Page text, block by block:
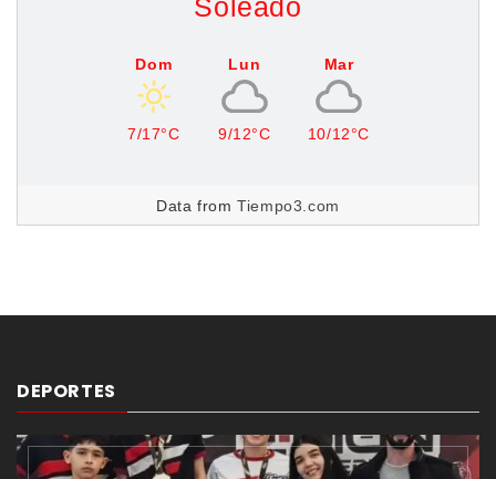
Soleado
Dom
7/17°C
Lun
9/12°C
Mar
10/12°C
Data fromTiempo3.com
DEPORTES